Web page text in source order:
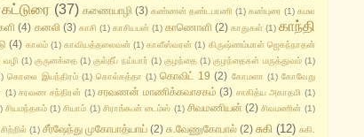
கட்டுரை (37) கணையாழி (3) கண்ணன் தண்டபாணி (1) கண்புரை (1) கமல
(4) கனலி (3) காசி (1) காசியபன் (1) காணொளி (2) காதுகள் (1) காந்தி
(4) காலம் (1) காவியத்தலைவன் (1) காளீஸ்வரன் (1) கிருஷ்ணம்மாள் ஜெகந்நாதன்
வழி (1) குருனக்தை (1) குல்தீப் நய்யார் (1) குழந்தை (1) குழந்தைகள் மருத்துவம் (1)
கொலை இயந்திரம் (1) கொல்கத்தா (1) கொவிட் 19 (2) கோமளா (1) கோவேறு
(1) சரவண சந்திரன் (1) சரவணன் மாணிக்கவாசகம் (3) சாகித்ய அகாதமி (1)
சியமந்தகம் (1) சியாம் (1) சிராங்கூன் டைம்ஸ் (1) சிவமணியன் (2) சிவமணின் (1)
சிற்றில் (1) சீர்ஷேந்து முகோபாத்யாய் (2) சு.வேணுகோபால் (2) சுகி (12) சுகி.